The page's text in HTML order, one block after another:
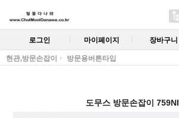
로그인 마이페이지 장바구니
현관,방문손잡이 방문용버튼타입
도무스 방문손잡이 759NI